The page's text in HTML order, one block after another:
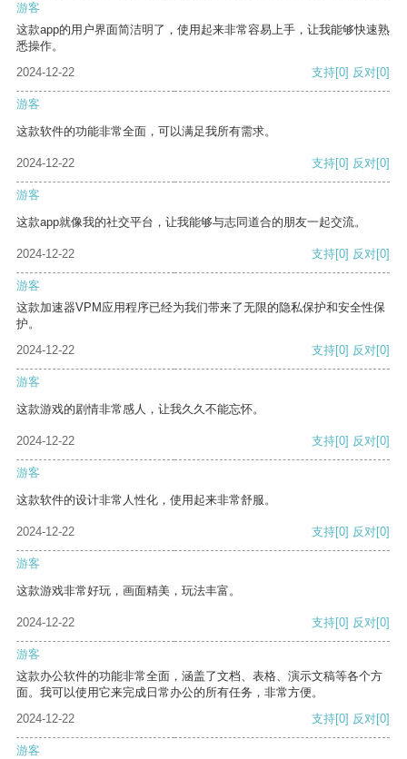
游客
这款app的用户界面简洁明了，使用起来非常容易上手，让我能够快速熟
悉操作。
2024-12-22
支持[0] 反对[0]
游客
这款软件的功能非常全面，可以满足我所有需求。
2024-12-22 支持[0] 反对[0]
游客
这款app就像我的社交平台，让我能够与志同道合的朋友一起交流。
2024-12-22 支持[0] 反对[0]
游客
这款加速器VPM应用程序已经为我们带来了无限的隐私保护和安全性保
护。
2024-12-22
支持[0] 反对[0]
游客
这款游戏的剧情非常感人，让我久久不能忘怀。
2024-12-22 支持[0] 反对[0]
游客
这款软件的设计非常人性化，使用起来非常舒服。
2024-12-22 支持[0] 反对[0]
游客
这款游戏非常好玩，画面精美，玩法丰富。
2024-12-22 支持[0] 反对[0]
游客
这款办公软件的功能非常全面，涵盖了文档、表格、演示文稿等各个方
面。我可以使用它来完成日常办公的所有任务，非常方便。
2024-12-22
支持[0] 反对[0]
游客